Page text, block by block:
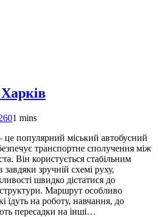
01 mins
популярний міський автобусний
транспортне сполучення між
Він користується стабільним
зручній схемі руху,
швидко дістатися до
Маршрут особливо
їдуть на роботу, навчання, до
пересадки на інші…